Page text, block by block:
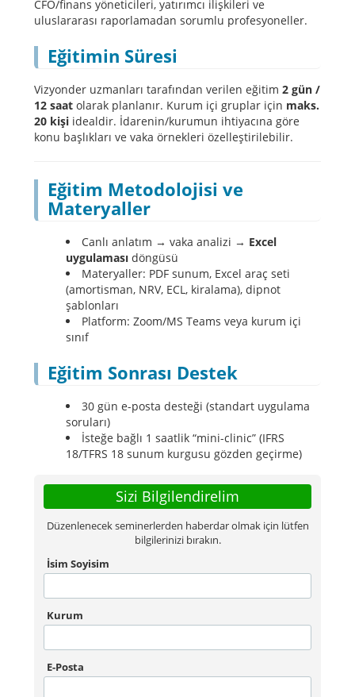
CFO/finans yöneticileri, yatırımcı ilişkileri ve
uluslararası raporlamadan sorumlu profesyoneller.
Eğitimin Süresi
Vizyonder uzmanları tarafından verilen eğitim 2 gün /
12 saat olarak planlanır. Kurum içi gruplar için maks.
20 kişi idealdir. İdarenin/kurumun ihtiyacına göre
konu başlıkları ve vaka örnekleri özelleştirilebilir.
Eğitim Metodolojisi ve
Materyaller
Canlı anlatım → vaka analizi → Excel
uygulaması döngüsü
Materyaller: PDF sunum, Excel araç seti
(amortisman, NRV, ECL, kiralama), dipnot
şablonları
Platform: Zoom/MS Teams veya kurum içi
sınıf
Eğitim Sonrası Destek
30 gün e-posta desteği (standart uygulama
soruları)
İsteğe bağlı 1 saatlik “mini-clinic” (IFRS
18/TFRS 18 sunum kurgusu gözden geçirme)
Sizi Bilgilendirelim
Düzenlenecek seminerlerden haberdar olmak için lütfen
bilgilerinizi bırakın.
İsim Soyisim
Kurum
E-Posta